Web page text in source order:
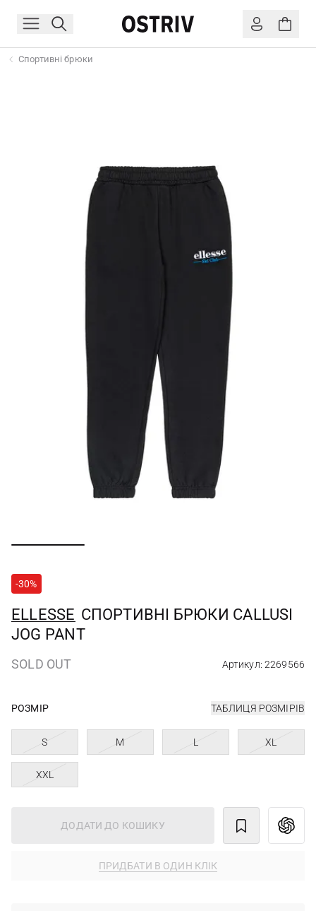
Спортивні брюки
-30%
ELLESSE СПОРТИВНІ БРЮКИ CALLUSI
JOG PANT
SOLD OUT Артикул: 2269566
РОЗМІР ТАБЛИЦЯ РОЗМІРІВ
S M L XL
XXL
ДОДАТИ ДО КОШИКУ
ПРИДБАТИ В ОДИН КЛІК